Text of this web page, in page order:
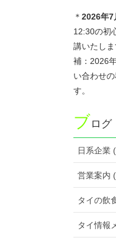
＊ 2026年7
12:30の初
講いたし
補：2026
い合わせ
す。
ブログ
日系企業
営業案内
タイの飲
タイ情報